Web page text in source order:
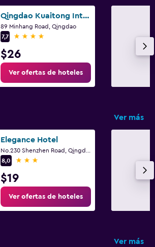
Qingdao Kuaitong International Hotel
89 Minhang Road, Qingdao
7,7
4 estrellas
$26
Ver ofertas de hoteles
Ver más
Elegance Hotel
8,0
3 estrellas
$19
Ver ofertas de hoteles
Ver más